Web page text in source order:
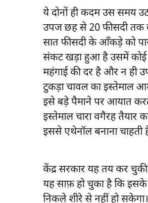
ये दोनों ही कदम उस समय
उपज छह से 20 फीसदी तक
सात फीसदी के आँकड़े को
संकट खड़ा हुआ है उसमें कोई
महंगाई की दर है और न ही
टुकड़ा चावल का इस्तेमाल
इसे बड़े पैमाने पर आयात
इस्तेमाल चारा वगैरह तैयार
इससे एथेनॉल बनाना चाहती
केंद्र सरकार यह तय कर
यह साफ़ हो चुका है कि इसके
निकले शीरे से नहीं हो